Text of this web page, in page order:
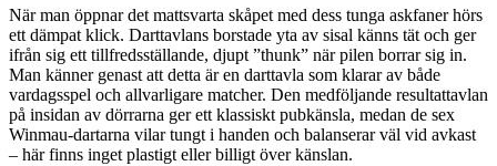
När man öppnar det mattsvarta skåpet med dess tunga askfaner hörs
ett dämpat klick. Darttavlans borstade yta av sisal känns tät och ger
ifrån sig ett tillfredsställande, djupt ”thunk” när pilen borrar sig in.
Man känner genast att detta är en darttavla som klarar av både
vardagsspel och allvarligare matcher. Den medföljande resultattavlan
på insidan av dörrarna ger ett klassiskt pubkänsla, medan de sex
Winmau-dartarna vilar tungt i handen och balanserar väl vid avkast
– här finns inget plastigt eller billigt över känslan.